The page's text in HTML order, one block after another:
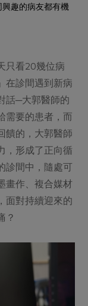
趣的病友都有機
只看20幾位病
在診間遇到新病
話─大郭醫師的
需要的患者，而
饋的，大郭醫師
，形成了正向循
診間中，隨處可
畫作、複合媒材
面對持續迎來的
？